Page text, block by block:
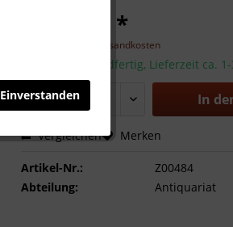
120,00 € *
zzgl. Versandkosten
Sofort versandfertig, Lieferzeit ca.
In
Vergleichen Merken
Artikel-Nr.:
Z00484
Abteilung:
Antiquariat
Einverstanden